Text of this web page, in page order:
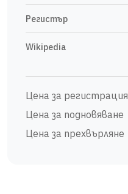
Регистър
Wikipedia
Цена за регистрация
Цена за подновяване
Цена за прехвърляне